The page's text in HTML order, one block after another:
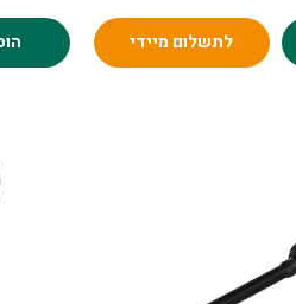
לתשלום מיידי